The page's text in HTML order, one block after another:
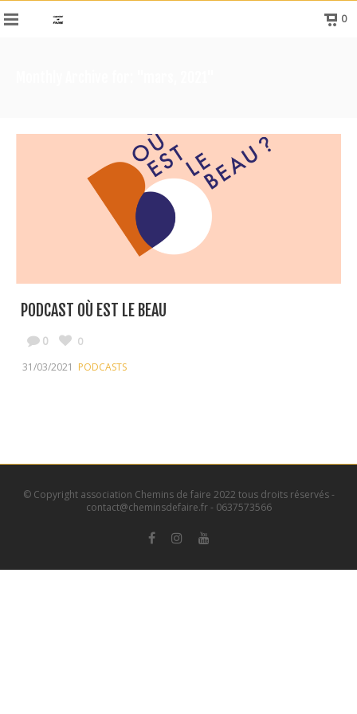
0
PODCAST OÙ EST LE BEAU
0
0
31/03/2021 PODCASTS
© Copyright association Chemins de faire 2022 tous droits réservés -
contact@cheminsdefaire.fr - 0637573566